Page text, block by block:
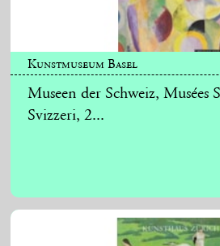
Kunstmuseum Basel
Museen der Schweiz, Musées
Svizzeri, 2...